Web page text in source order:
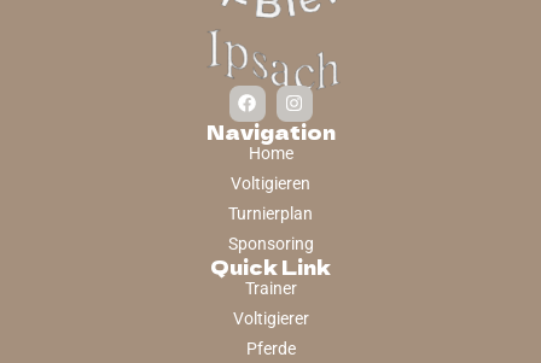
Navigation
Home
Voltigieren
Turnierplan
Sponsoring
Quick Link
Trainer
Voltigierer
Pferde